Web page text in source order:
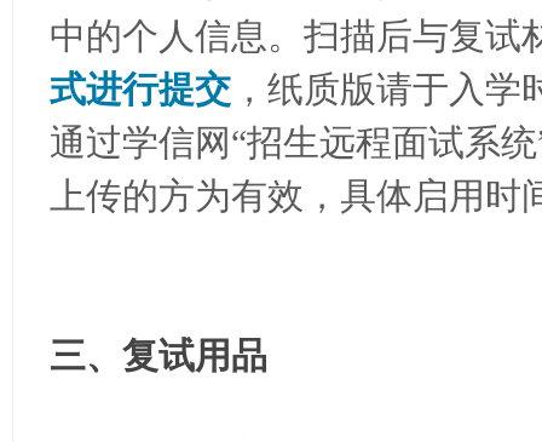
中的个人信息。扫描后与复试
式进行提交 ，纸质版请于入
通过学信网“招生远程面试系
上传的方为有效，具体启用
三、复试用品